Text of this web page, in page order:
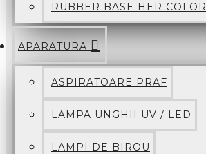
RUBBER BASE HER COLOR
APARATURA
ASPIRATOARE PRAF
LAMPA UNGHII UV / LED
LAMPI DE BIROU